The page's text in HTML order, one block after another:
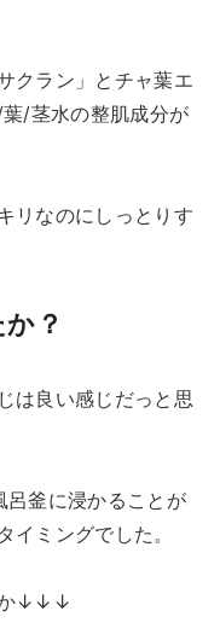
クラン」とチャ葉エ
/茎水の整肌成分が
リなのにしっとりす
？
は良い感じだっと思
釜に浸かることが
イミングでした。
か↓↓↓